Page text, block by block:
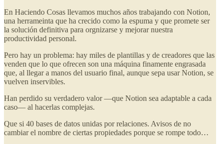
En Haciendo Cosas llevamos muchos años trabajando con Notion,
una herrameinta que ha crecido como la espuma y que promete ser
la solución definitiva para orgnizarse y mejorar nuestra
productividad personal.
Pero hay un problema: hay miles de plantillas y de creadores que las
venden que lo que ofrecen son una máquina finamente engrasada
que, al llegar a manos del usuario final, aunque sepa usar Notion, se
vuelven inservibles.
Han perdido su verdadero valor —que Notion sea adaptable a cada
caso— al hacerlas complejas.
Que si 40 bases de datos unidas por relaciones. Avisos de no
cambiar el nombre de ciertas propiedades porque se rompe todo…